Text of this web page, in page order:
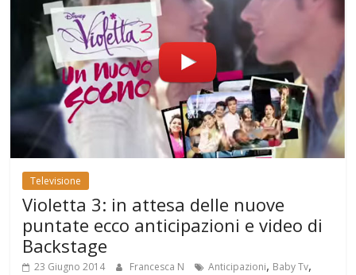
Televisione
Violetta 3: in attesa delle nuove
puntate ecco anticipazioni e video di
Backstage
23 Giugno 2014 Francesca N Anticipazioni, Baby Tv,